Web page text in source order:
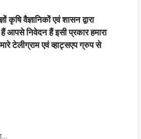
वैज्ञानिकों एवं शासन द्वारा
आपसे निवेदन हैं इसी प्रकार हमारा
टेलीग्राम एवं व्हाट्सएप ग्रुप से